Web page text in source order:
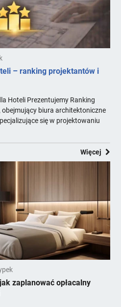
– ranking projektantów i
Hoteli Prezentujemy Ranking
biura architektoniczne
się w projektowaniu
Więcej
zaplanować opłacalny